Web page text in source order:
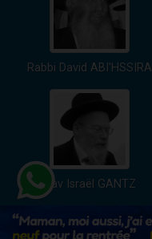
Rabbi David ABI'HSSIRA
Rav Israël GANTZ